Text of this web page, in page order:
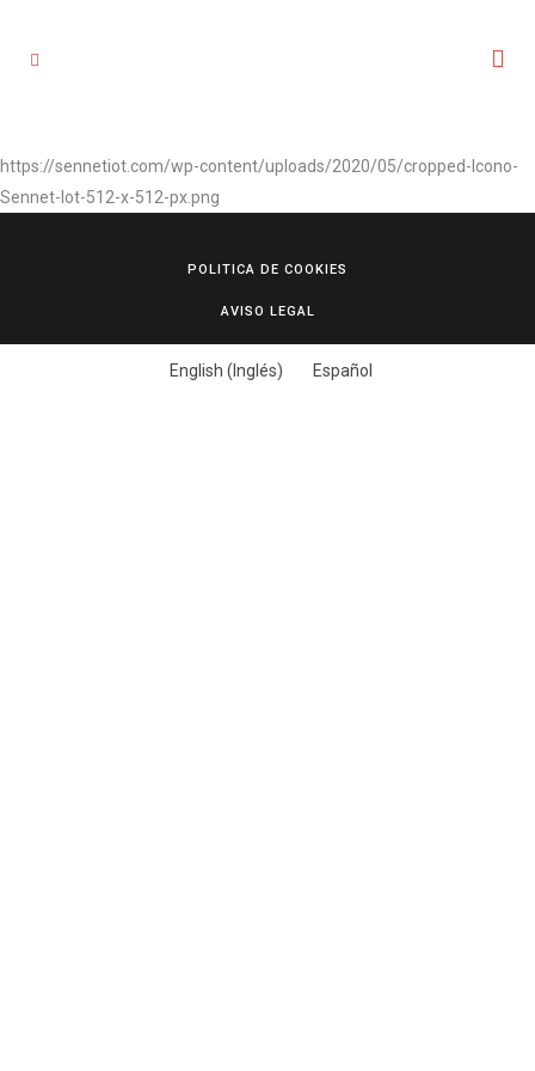
https://sennetiot.com/wp-content/uploads/2020/05/cropped-Icono-
Sennet-Iot-512-x-512-px.png
POLITICA DE COOKIES
AVISO LEGAL
English ( Inglés) Español